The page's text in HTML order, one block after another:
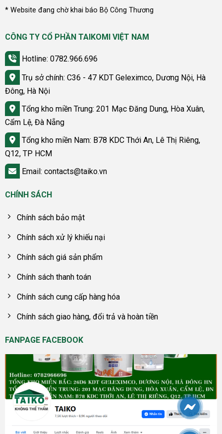
* Website đang chờ khai báo Bộ Công Thương
CÔNG TY CỔ PHẦN TAIKOMI VIỆT NAM
Hotline: 0782.966.696
Trụ sở chính: C36 - 47 KDT Geleximco, Dương Nội, Hà
Đông, Hà Nội
Tổng kho miền Trung: 201 Mạc Đăng Dung, Hòa Xuân,
Cẩm Lệ, Đà Nẵng
Tổng kho miền Nam: B78 KDC Thới An, Lê Thị Riêng,
Q12, TP HCM
Email: contacts@taiko.vn
CHÍNH SÁCH
Chính sách bảo mật
Chính sách xử lý khiếu nại
Chính sách giá sản phẩm
Chính sách thanh toán
Chính sách cung cấp hàng hóa
Chính sách giao hàng, đổi trả và hoàn tiền
FANPAGE FACEBOOK